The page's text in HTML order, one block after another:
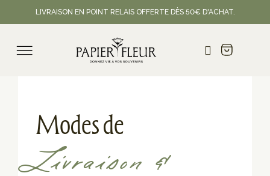
LIVRAISON EN POINT RELAIS OFFERTE DÈS 50€ D'ACHAT.
Modes de
Livraison &